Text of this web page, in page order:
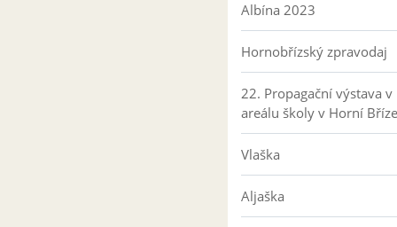
Albína 2023
Hornobřízský zpravodaj
22. Propagační výstava v
areálu školy v Horní Bříze
Vlaška
Aljaška